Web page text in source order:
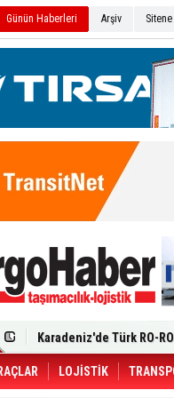
Günün Haberleri Arşiv
Ege Bölgesi'nin ilk
Durumu Ağır
Turhan Özen Saudia
Turkish Cargo’dan
Renault Trucks T 480
LOJİSTİK